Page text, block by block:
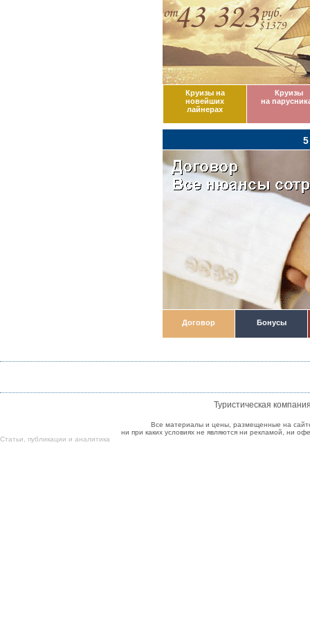
Круизы на
новейших
лайнерах
Круизы
на
Договор Бонусы
Туристическая
Все материалы и цены, размещенные на
ни при каких условиях не являются ни рекламой, ни
Cтатьи
публикации и аналитика